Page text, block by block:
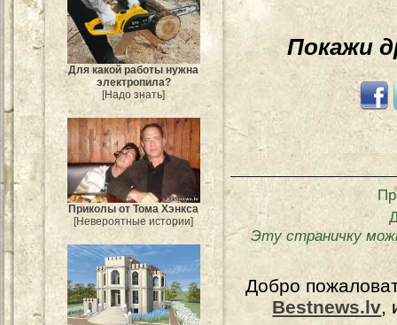
Для какой работы нужна
электропила?
[Надо знать]
Приколы от Тома Хэнкса
[Невероятные истории]
Покажи
Эту страничку
Добро
Bestnews.lv,